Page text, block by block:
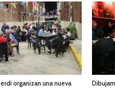
organizan una nueva